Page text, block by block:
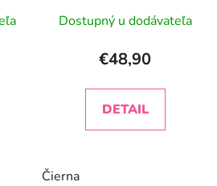
Dostupný u dodávateľa
€48,90
DETAIL
Čierna